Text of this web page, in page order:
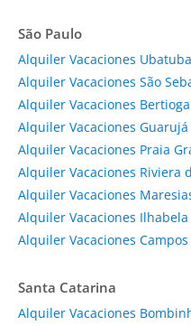
São Paulo
Alquiler Vacaciones Ubatuba
Alquiler Vacaciones São
Alquiler Vacaciones Bertioga
Alquiler Vacaciones Guarujá
Alquiler Vacaciones Praia
Alquiler Vacaciones Riviera
Alquiler Vacaciones
Alquiler Vacaciones Ilhabela
Alquiler Vacaciones
Santa Catarina
Alquiler Vacaciones